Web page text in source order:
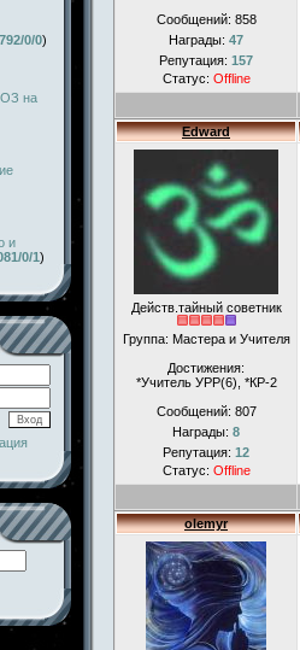
0/0)
на
и
0/1)
Сообщений: 858
Награды: 47
Репутация: 157
Статус: Offline
Edward
Действ.тайный советник
Группа: Мастера и Учителя
Достижения:
*Учитель УРР(6), *КР-2
Сообщений: 807
Награды: 8
Репутация: 12
Статус: Offline
olemyr